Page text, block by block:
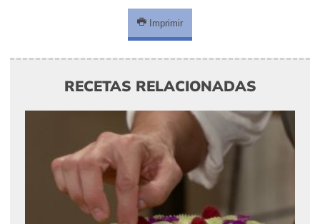
Imprimir
RECETAS RELACIONADAS